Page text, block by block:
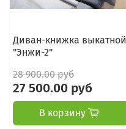
Диван-книжка выкатной
"Энжи-2"
28 900.00 руб
27 500.00 руб
В корзину